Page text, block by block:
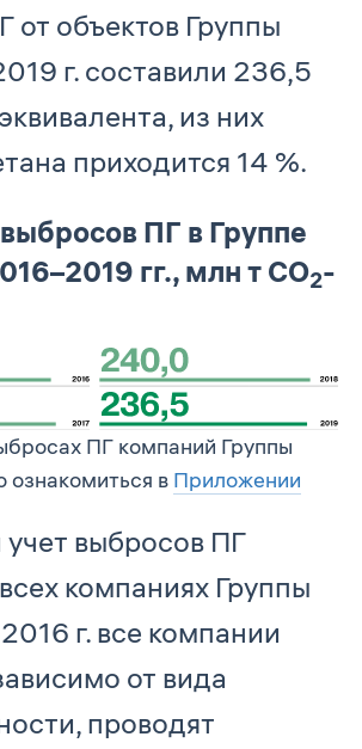
от объектов Группы
г. составили 236,5
из них
приходится 14 %.
ПГ в Группе
гг., млн т СО2-
ПГ компаний Группы
в Приложении
учет выбросов ПГ
компаниях Группы
г. все компании
от вида
проводят